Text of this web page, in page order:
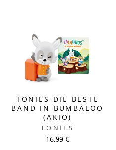
TONIES-DIE BESTE
BAND IN BUMBALOO
(AKIO)
TONIES
16,99 €